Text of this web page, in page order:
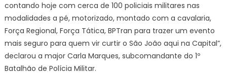
contando hoje com cerca de 100 policiais militares nas
modalidades a pé, motorizado, montado com a cavalaria,
Força Regional, Força Tática, BPTran para trazer um evento
mais seguro para quem vir curtir o São João aqui na Capital”,
declarou a major Carla Marques, subcomandante do 1º
Batalhão de Polícia Militar.